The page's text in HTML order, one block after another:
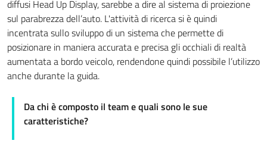
diffusi Head Up Display, sarebbe a dire al sistema di proiezione
sul parabrezza dell’auto. L'attività di ricerca si è quindi
incentrata sullo sviluppo di un sistema che permette di
posizionare in maniera accurata e precisa gli occhiali di realtà
aumentata a bordo veicolo, rendendone quindi possibile l’utilizzo
anche durante la guida.
Da chi è composto il team e quali sono le sue
caratteristiche?